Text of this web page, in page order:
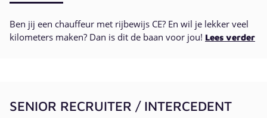
Ben jij een chauffeur met rijbewijs CE? En wil je lekker veel
kilometers maken? Dan is dit de baan voor jou! Lees verder
SENIOR RECRUITER / INTERCEDENT